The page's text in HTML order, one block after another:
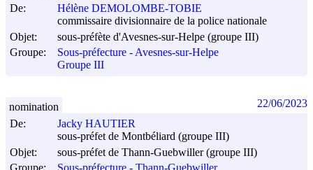
De:
Hélène DEMOLOMBE-TOBIE
commissaire divisionnaire de la police nationale
Objet:
sous-préfète d'Avesnes-sur-Helpe (groupe III)
Groupe:
Sous-préfecture - Avesnes-sur-Helpe
Groupe III
De:
Jacky HAUTIER
sous-préfet de Montbéliard (groupe III)
Objet:
sous-préfet de Thann-Guebwiller (groupe III)
Groupe:
nomination 22/06/2023